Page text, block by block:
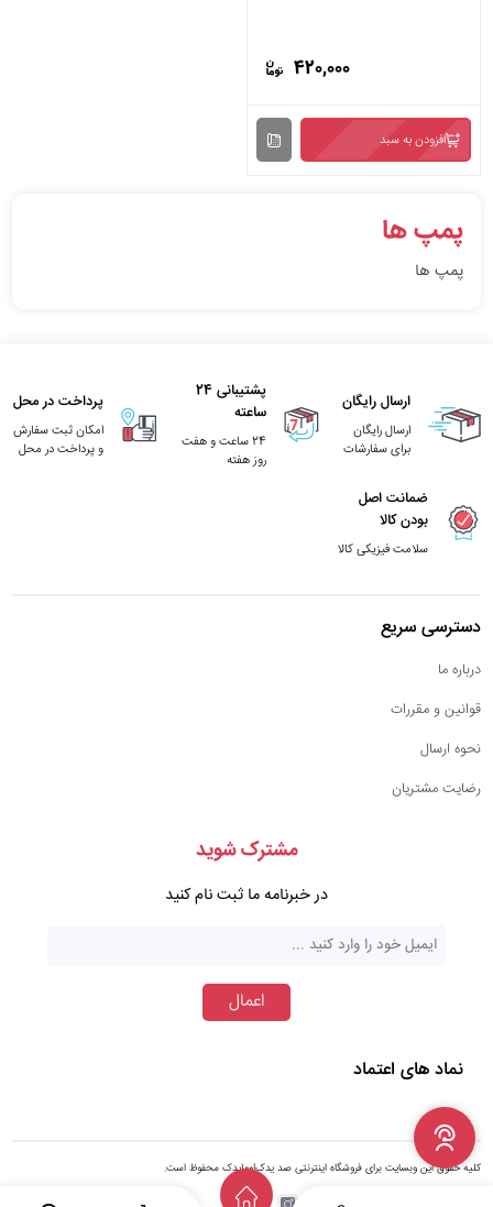
420,000
افزودن به سبد
پمپ ها
پمپ ها
ارسال رایگان
ارسال رایگان
برای سفارشات
پشتیبانی 24
ساعته
24 ساعت و هفت
روز هفته
پرداخت در محل
امکان ثبت سفارش
و پرداخت در محل
ضمانت اصل
بودن کالا
سلامت فیزیکی کالا
دسترسی سریع
درباره ما
قوانین و مقررات
نحوه ارسال
رضایت مشتریان
مشترک شوید
در خبرنامه ما ثبت نام کنید
اعمال
نماد های اعتماد
کلیه حقوق این وبسایت برای فروشگاه اینترنتی صد یدک|100یدک محفوظ است.